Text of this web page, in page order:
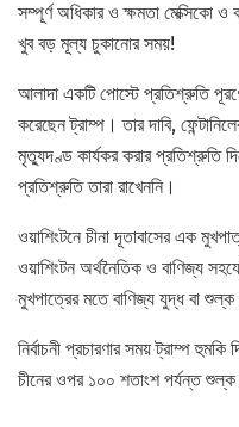
সম্পূর্ণ অধিকার ও ক্ষমতা মেক্সিকো
খুব বড় মূল্য চুকানোর সময়!
আলাদা একটি পোস্টে প্রতিশ্রুতি
করেছেন ট্রাম্প। তার দাবি,
মৃত্যুদণ্ড কার্যকর করার প্রতিশ্রুতি
প্রতিশ্রুতি তারা রাখেননি।
ওয়াশিংটনে চীনা দূতাবাসের এক
ওয়াশিংটন অর্থনৈতিক ও বাণিজ্য
মুখপাত্রের মতে বাণিজ্য যুদ্ধ বা
নির্বাচনী প্রচারণার সময় ট্রাম্প
চীনের ওপর ১০০ শতাংশ পর্যন্ত